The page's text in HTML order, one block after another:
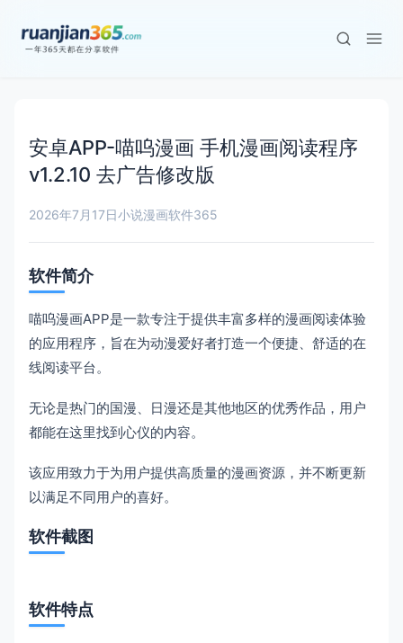
安卓APP-喵呜漫画 手机漫画阅读程序
v1.2.10 去广告修改版
2026年7月17日小说漫画软件365
软件简介
喵呜漫画APP是一款专注于提供丰富多样的漫画阅读体验
的应用程序，旨在为动漫爱好者打造一个便捷、舒适的在
线阅读平台。
无论是热门的国漫、日漫还是其他地区的优秀作品，用户
都能在这里找到心仪的内容。
该应用致力于为用户提供高质量的漫画资源，并不断更新
以满足不同用户的喜好。
软件截图
软件特点